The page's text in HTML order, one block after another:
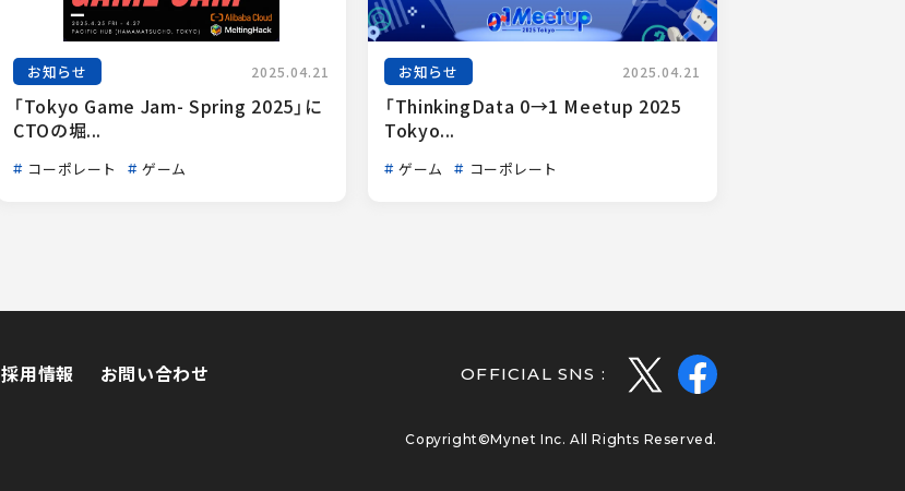
お知らせ 2025.04.21
「Tokyo Game Jam- Spring 2025」に
CTOの堀...
コーポレート ゲーム
お知らせ 2025.04.21
「ThinkingData 0→1 Meetup 2025
Tokyo...
ゲーム コーポレート
採用情報
お問い合わせ
OFFICIAL SNS :
Copyright©Mynet Inc. All Rights Reserved.